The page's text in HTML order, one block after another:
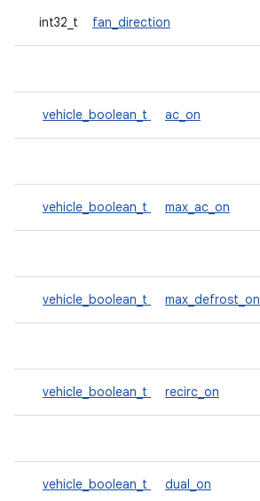
int32_t fan_direction
vehicle_boolean_t ac_on
vehicle_boolean_t max_ac_on
vehicle_boolean_t max_defrost_on
vehicle_boolean_t recirc_on
vehicle_boolean_t dual_on